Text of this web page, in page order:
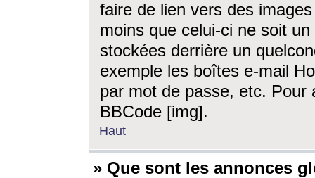
faire de lien vers des
moins que celui-ci ne soit
stockées derrière un
exemple les boîtes e-mail
par mot de passe, etc. Pour
BBCode [img].
Haut
» Que sont les annonces